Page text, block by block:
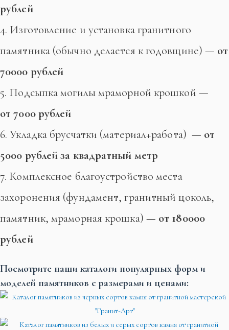
рублей
4. Изготовление и установка гранитного
памятника (обычно делается к годовщине) — от
70000 рублей
5. Подсыпка могилы мраморной крошкой —
от 7000 рублей
6. Укладка брусчатки (материал+работа) — от
5000 рублей за квадратный метр
7. Комплексное благоустройство места
захоронения (фундамент, гранитный цоколь,
памятник, мраморная крошка) — от 180000
рублей
Посмотрите наши каталоги популярных форм и
моделей памятников с размерами и ценами: